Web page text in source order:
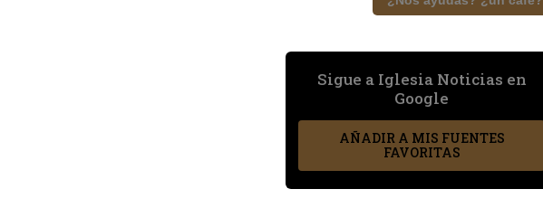
Sigue a Iglesia Noticias en
Google
AÑADIR A MIS FUENTES
FAVORITAS